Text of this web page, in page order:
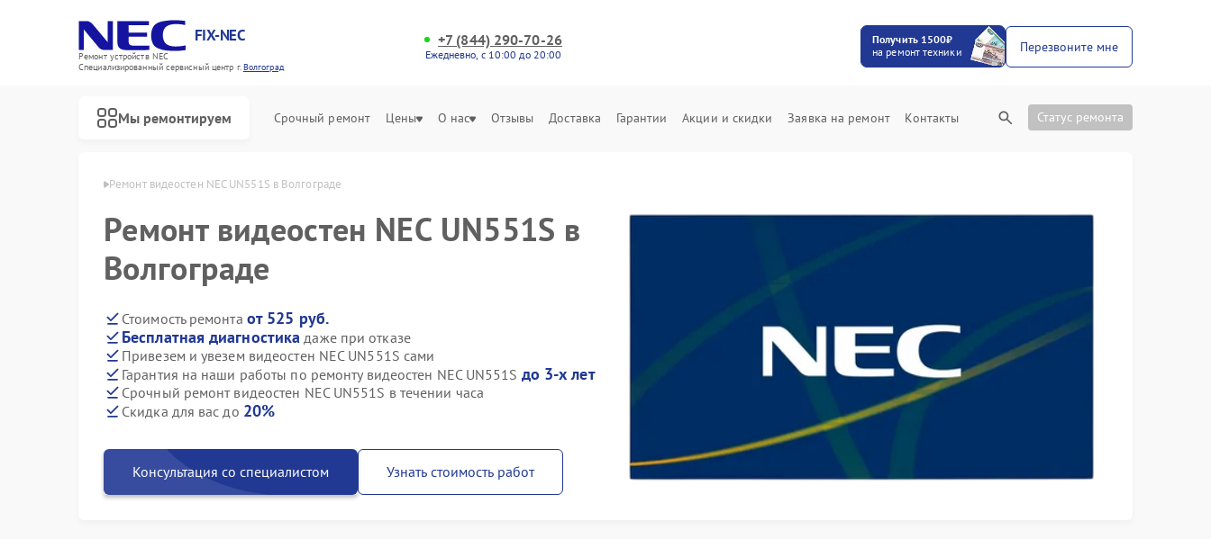
FIX-NEC
Ремонт устройств NEC
Специализированный cервисный центр г.Волгоград
+7 (844) 290-70-26
Ежедневно, с 10:00 до 20:00
Получить 1500₽
на ремонт техники
Перезвоните мне
Мы ремонтируем Срочный ремонт Цены О нас Отзывы Доставка Гарантии Акции и скидки Заявка на ремонт Контакты Статус ремонта
NEC в Волгограде Ремонт видеостен NEC UN551S в Волгограде
Ремонт видеостен NEC UN551S в
Волгограде
Стоимость ремонта от 525 руб.
Бесплатная диагностика даже при отказе
Привезем и увезем видеостен NEC UN551S сами
Гарантия на наши работы по ремонту видеостен NEC UN551S до 3-х лет
Срочный ремонт видеостен NEC UN551S в течении часа
Скидка для вас до 20%
Консультация со специалистом Узнать стоимость работ